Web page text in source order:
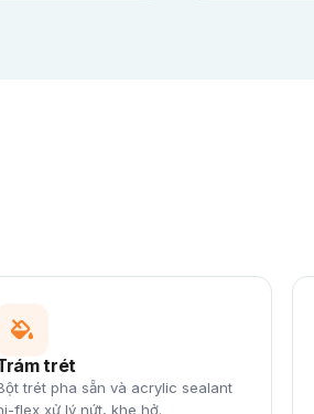
trét
trét pha sẵn và acrylic sealant
flex xử lý nứt, khe hở.